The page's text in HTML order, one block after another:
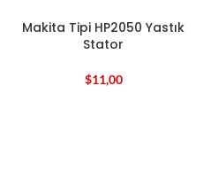
Makita Tipi HP2050 Yastık
Stator
$11,00